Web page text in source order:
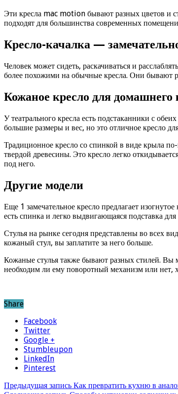
Эти кресла mac motion бывают разных цветов и
подходят для большинства современных
Кресло-качалка —
Человек может сидеть, раскачиваться и
более похожими на обычные кресла. Они бывают
Кожаное кресло для домашнего
У театрального кресла есть подстаканники с
большие размеры и вес, но это отличное кресло
Традиционное кресло со спинкой в виде крыла
твердой древесины. Это кресло легко
под него.
Другие модели
Еще 1 замечательное кресло предлагает
есть спинка и легко выдвигающаяся подставка
Стулья на рынке сегодня представлены во всех
кожаный стул, вы заплатите за него больше.
Кожаные стулья также бывают разных стилей. Вы
необходим ли ему поворотный механизм или нет,
Share
Facebook
Twitter
Google +
Stumbleupon
LinkedIn
Pinterest
Предыдущая запись Как превратить кухню в